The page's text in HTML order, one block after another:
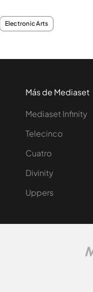
Electronic Arts
Más de Mediaset
Mediaset Infinity
Telecinco
Cuatro
Divinity
Uppers